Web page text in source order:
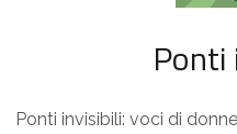
Ponti
Ponti invisibili: voci di